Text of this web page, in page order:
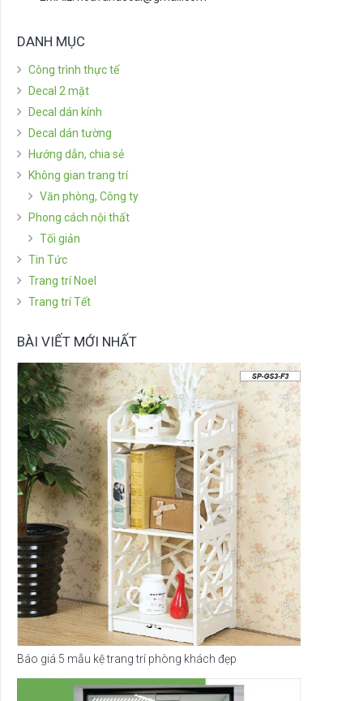
DANH MỤC
Công trình thực tế
Decal 2 mặt
Decal dán kính
Decal dán tường
Hướng dẫn, chia sẻ
Không gian trang trí
Văn phòng, Công ty
Phong cách nội thất
Tối giản
Tin Tức
Trang trí Noel
Trang trí Tết
BÀI VIẾT MỚI NHẤT
Báo giá 5 mẫu kệ trang trí phòng khách đẹp